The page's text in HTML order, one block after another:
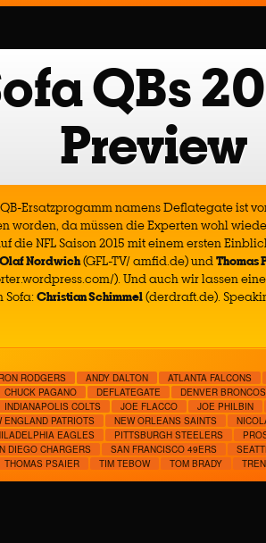
QBs
Preview
Ersatzprogamm namens Deflategate ist
worden, da müssen die Experten wohl
die NFL Saison 2015 mit einem ersten
Olaf Nordwich(GFL-TV/ amfid.de) undThomas
). Und auch wir lassen
Sofa:Christian Schimmel(derdraft.de).
RODGERS ANDY DALTON
ATLANTA FALCONS
CHUCK PAGANO DEFLATEGATE
DENVER BRONCOS
INDIANAPOLIS COLTS JOE FLACCO
JOE PHILBIN
ENGLAND PATRIOTS NEW ORLEANS SAINTS
EAGLES PITTSBURGH STEELERS
DIEGO CHARGERS SAN FRANCISCO 49ERS
THOMAS PSAIER TIM TEBOW TOM BRADY